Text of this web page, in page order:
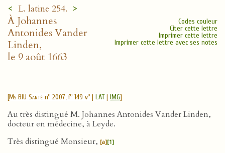
< L. latine 254. >
À Johannes
Antonides Vander
Linden,
le 9 août 1663
Codes couleur
Citer cette lettre
Imprimer cette lettre
Imprimer cette lettre avec ses notes
[Ms BIU Santé no 2007, fo 149 vo | LAT| IMG]
Au très distingué M. Johannes Antonides Vander Linden,
docteur en médecine, à Leyde.
Très distingué Monsieur, [a][1]